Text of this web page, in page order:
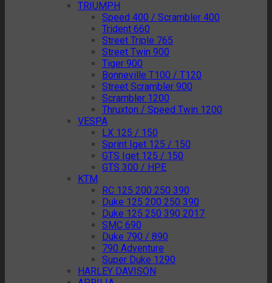
TRIUMPH
Speed 400 / Scrambler 400
Trident 660
Street Triple 765
Street Twin 900
Tiger 900
Bonneville T100 / T120
Street Scrambler 900
Scrambler 1200
Thruxton / Speed Twin 1200
VESPA
LX 125 / 150
Sprint Iget 125 / 150
GTS Iget 125 / 150
GTS 300 / HPE
KTM
RC 125 200 250 390
Duke 125 200 250 390
Duke 125 250 390 2017
SMC 690
Duke 790 / 890
790 Adventure
Super Duke 1290
HARLEY DAVISON